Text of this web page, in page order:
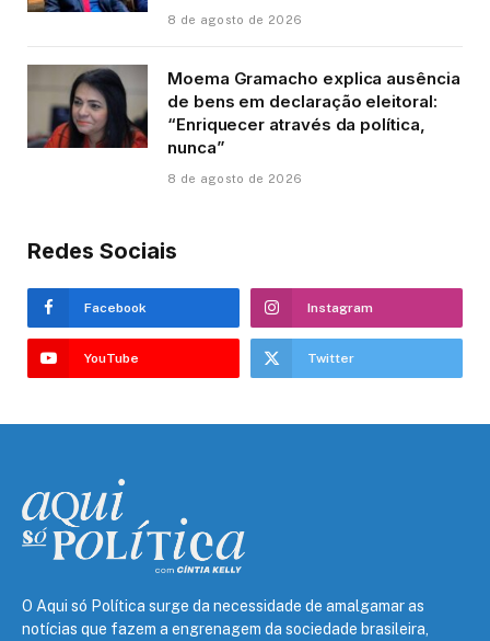
8 de agosto de 2026
Moema Gramacho explica ausência
de bens em declaração eleitoral:
“Enriquecer através da política,
nunca”
8 de agosto de 2026
Redes Sociais
Facebook Instagram
YouTube Twitter
O Aqui só Política surge da necessidade de amalgamar as
notícias que fazem a engrenagem da sociedade brasileira,